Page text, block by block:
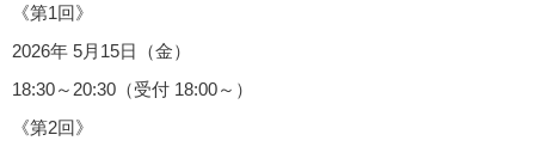
《第1回》‬
2026年 5月15日（金）
18:30～20:30（受付 18:00～）
《第2回》